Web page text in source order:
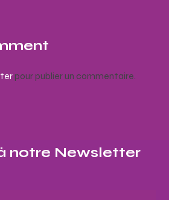
pour publier un commentaire.
notre Newsletter​